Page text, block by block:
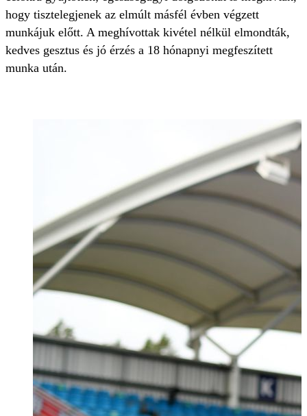
hogy tisztelegjenek az elmúlt másfél évben végzett
munkájuk előtt. A meghívottak kivétel nélkül elmondták,
kedves gesztus és jó érzés a 18 hónapnyi megfeszített
munka után.